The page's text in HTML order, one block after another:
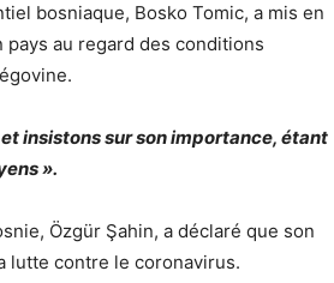
bosniaque, Bosko Tomic, a mis en
pays au regard des conditions
insistons sur son importance, étant
».
Özgür Şahin, a déclaré que son
lutte contre le coronavirus.